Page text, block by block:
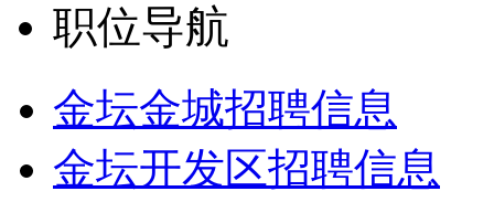
职位导航
金坛金城招聘信息
金坛开发区招聘信息